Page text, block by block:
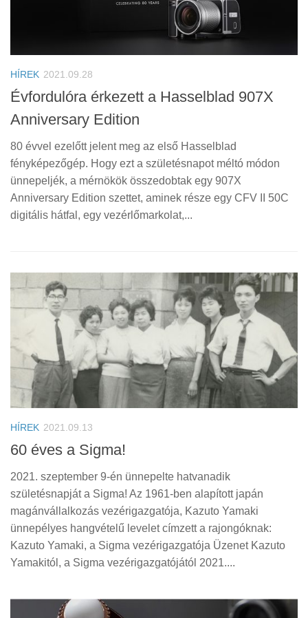
HÍREK 2021.09.28
Évfordulóra érkezett a Hasselblad 907X
Anniversary Edition
80 évvel ezelőtt jelent meg az első Hasselblad
fényképezőgép. Hogy ezt a születésnapot méltó módon
ünnepeljék, a mérnökök összedobtak egy 907X
Anniversary Edition szettet, aminek része egy CFV II 50C
digitális hátfal, egy vezérlőmarkolat,...
HÍREK 2021.09.13
60 éves a Sigma!
2021. szeptember 9-én ünnepelte hatvanadik
születésnapját a Sigma! Az 1961-ben alapított japán
magánvállalkozás vezérigazgatója, Kazuto Yamaki
ünnepélyes hangvételű levelet címzett a rajongóknak:
Kazuto Yamaki, a Sigma vezérigazgatója Üzenet Kazuto
Yamakitól, a Sigma vezérigazgatójától 2021....